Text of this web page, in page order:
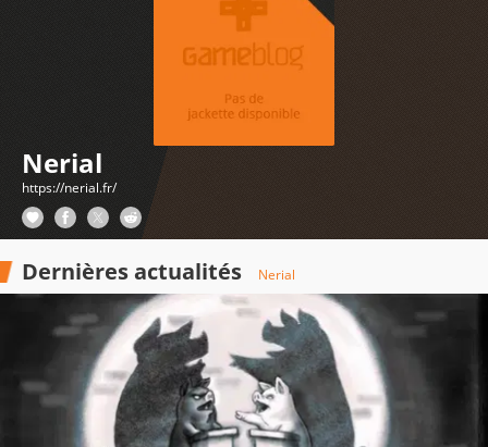
Nerial
https://nerial.fr/
Dernières actualités Nerial